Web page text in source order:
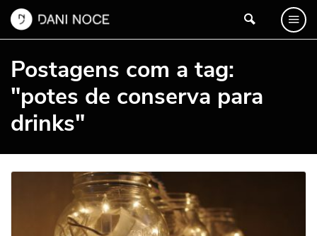
Postagens com a tag:
"potes de conserva para
drinks"